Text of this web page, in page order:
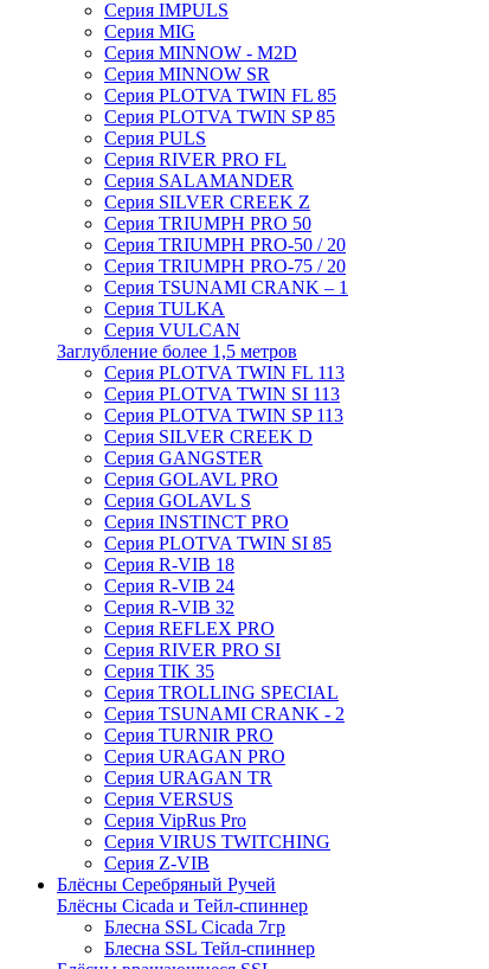
Серия IMPULS
Серия MIG
Серия MINNOW - M2D
Серия MINNOW SR
Серия PLOTVA TWIN FL 85
Серия PLOTVA TWIN SP 85
Серия PULS
Серия RIVER PRO FL
Серия SALAMANDER
Серия SILVER CREEK Z
Серия TRIUMPH PRO 50
Серия TRIUMPH PRO-50 / 20
Серия TRIUMPH PRO-75 / 20
Серия TSUNAMI CRANK – 1
Серия TULKA
Серия VULCAN
Заглубление более 1,5 метров
Серия PLOTVA TWIN FL 113
Серия PLOTVA TWIN SI 113
Серия PLOTVA TWIN SP 113
Серия SILVER CREEK D
Серия GANGSTER
Серия GOLAVL PRO
Серия GOLAVL S
Серия INSTINCT PRO
Серия PLOTVA TWIN SI 85
Серия R-VIB 18
Серия R-VIB 24
Серия R-VIB 32
Серия REFLEX PRO
Серия RIVER PRO SI
Серия TIK 35
Серия TROLLING SPECIAL
Серия TSUNAMI CRANK - 2
Серия TURNIR PRO
Серия URAGAN PRO
Серия URAGAN TR
Серия VERSUS
Серия VipRus Pro
Серия VIRUS TWITCHING
Серия Z-VIB
Блёсны Серебряный Ручей
Блёсны Cicada и Тейл-спиннер
Блесна SSL Cicada 7гр
Блесна SSL Тейл-спиннер